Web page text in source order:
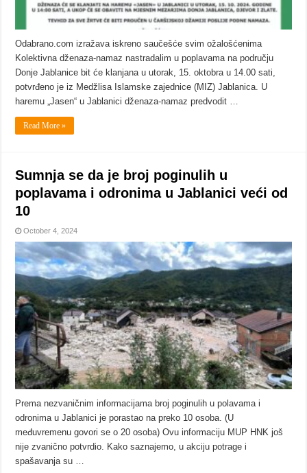
Odabrano.com izražava iskreno saučešće svim ožalošćenima
Kolektivna dženaza-namaz nastradalim u poplavama na području
Donje Jablanice bit će klanjana u utorak, 15. oktobra u 14.00 sati,
potvrđeno je iz Medžlisa Islamske zajednice (MIZ) Jablanica. U
haremu „Jasen“ u Jablanici dženaza-namaz predvodit …
Read More »
Sumnja se da je broj poginulih u
poplavama i odronima u Jablanici veći od
10
October 4, 2024
Prema nezvaničnim informacijama broj poginulih u polavama i
odronima u Jablanici je porastao na preko 10 osoba. (U
međuvremenu govori se o 20 osoba) Ovu informaciju MUP HNK još
nije zvanično potvrdio. Kako saznajemo, u akciju potrage i
spašavanja su …